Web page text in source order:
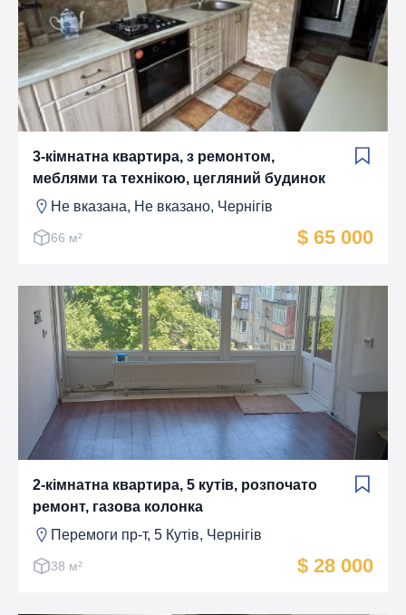
3-кімнатна квартира, з ремонтом,
меблями та технікою, цегляний будинок
Не вказана, Не вказано, Чернігів
66 м² $ 65 000
2-кімнатна квартира, 5 кутів, розпочато
ремонт, газова колонка
Перемоги пр-т, 5 Кутiв, Чернігів
38 м² $ 28 000